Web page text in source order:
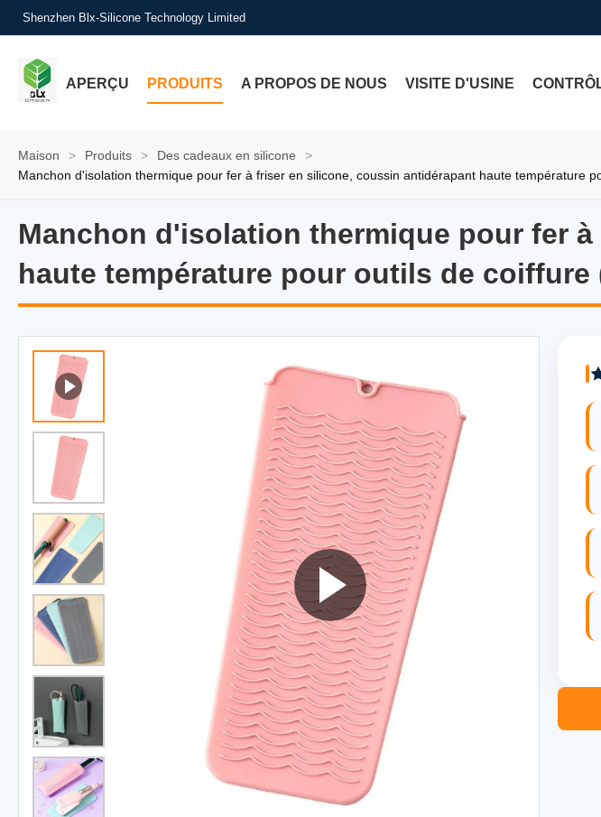
Shenzhen Blx-Silicone Technology Limited
APERÇU PRODUITS A PROPOS DE NOUS VISITE D'USINE
Maison > Produits > Des cadeaux en silicone
>
Manchon d'isolation thermique pour fer à friser en silicone, coussin antidérapant haute température
Manchon d'isolation thermique pour fer
haute température pour outils de
Manchon d'isolation thermique pour fer